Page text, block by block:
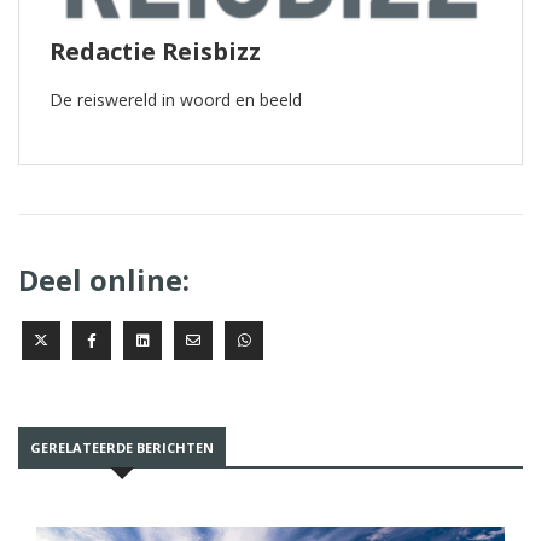
Redactie Reisbizz
De reiswereld in woord en beeld
Deel online:
GERELATEERDE BERICHTEN